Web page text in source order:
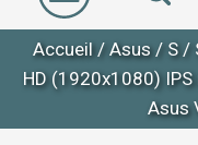
Accueil/ Asus/ S/
HD (1920x1080)
Asus